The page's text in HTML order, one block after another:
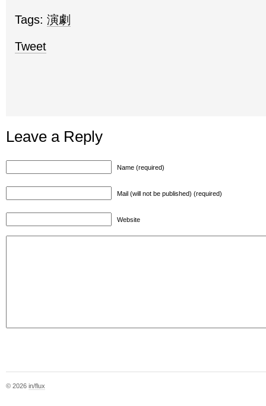
Tags: 演劇
Tweet
Leave a Reply
Name (required)
Mail (will not be published) (required)
Website
© 2026 in/flux